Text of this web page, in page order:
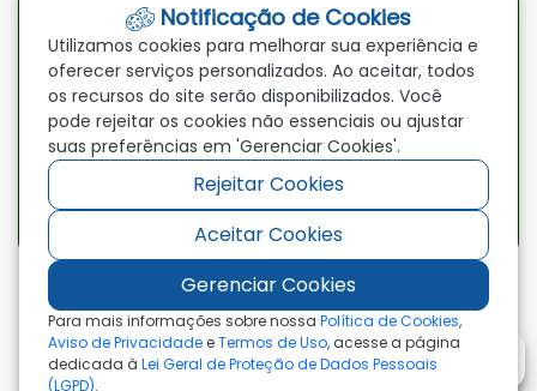
ouvidoria@paranatinga.mt.gov.br
Localização
Av. Brasil, 1900, Centro, Paranatinga/MT, 78870-000
Redes Sociais
Acessar
a
Rede
Social
Facebook
Acessar
a
Rede
Social
Youtube
Acessar
a
Rede
Social
©2026 - Prefeitura Municipal de Paranatinga - MT
- Todos os direitos reservados
Notificação de Cookies
Utilizamos cookies para melhorar sua experiência e
oferecer serviços personalizados. Ao aceitar, todos
os recursos do site serão disponibilizados. Você
pode rejeitar os cookies não essenciais ou ajustar
suas preferências em 'Gerenciar Cookies'.
Rejeitar Cookies
Aceitar Cookies
Gerenciar Cookies
Para mais informações sobre nossa Política de Cookies,
Aviso de PrivacidadeeTermos de Uso, acesse a página
dedicada à Lei Geral de Proteção de Dados Pessoais
(LGPD).